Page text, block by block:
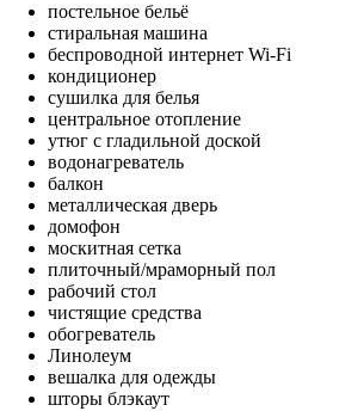
постельное бельё
стиральная машина
беспроводной интернет Wi-Fi
кондиционер
сушилка для белья
центральное отопление
утюг с гладильной доской
водонагреватель
балкон
металлическая дверь
домофон
москитная сетка
плиточный/мраморный пол
рабочий стол
чистящие средства
обогреватель
Линолеум
вешалка для одежды
шторы блэкаут